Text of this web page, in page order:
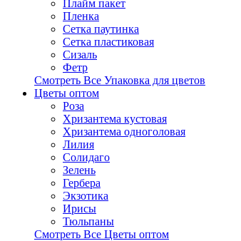
Плайм пакет
Пленка
Сетка паутинка
Сетка пластиковая
Сизаль
Фетр
Смотреть Все Упаковка для цветов
Цветы оптом
Роза
Хризантема кустовая
Хризантема одноголовая
Лилия
Солидаго
Зелень
Гербера
Экзотика
Ирисы
Тюльпаны
Смотреть Все Цветы оптом